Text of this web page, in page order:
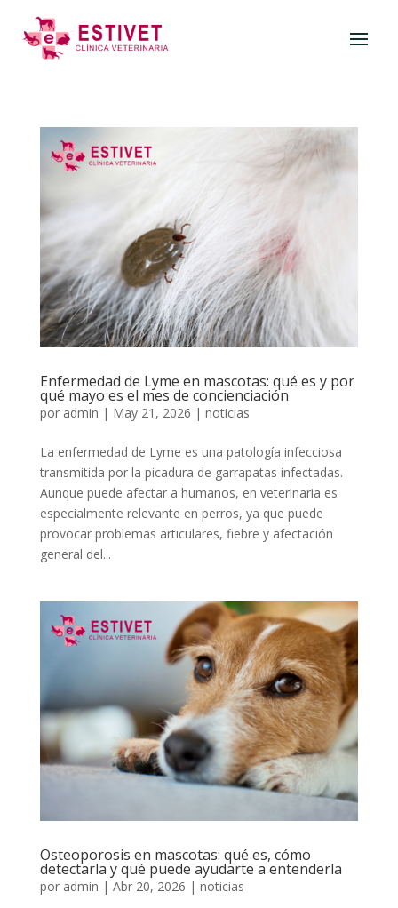
Enfermedad de Lyme en mascotas: qué es y por
qué mayo es el mes de concienciación
por admin | May 21, 2026 | noticias
La enfermedad de Lyme es una patología infecciosa
transmitida por la picadura de garrapatas infectadas.
Aunque puede afectar a humanos, en veterinaria es
especialmente relevante en perros, ya que puede
provocar problemas articulares, fiebre y afectación
general del...
Osteoporosis en mascotas: qué es, cómo
detectarla y qué puede ayudarte a entenderla
por admin | Abr 20, 2026 | noticias